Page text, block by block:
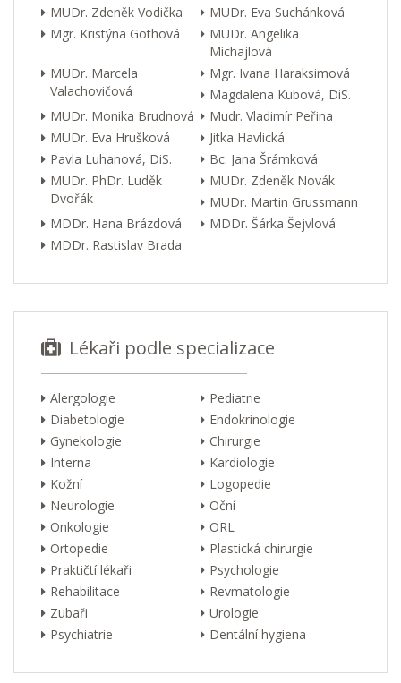
MUDr. Zdeněk Vodička
MUDr. Eva Suchánková
Mgr. Kristýna Göthová
MUDr. Angelika
Michajlová
MUDr. Marcela
Valachovičová
Mgr. Ivana Haraksimová
Magdalena Kubová, DiS.
MUDr. Monika Brudnová
Mudr. Vladimír Peřina
MUDr. Eva Hrušková
Jitka Havlická
Pavla Luhanová, DiS.
Bc. Jana Šrámková
MUDr. PhDr. Luděk
Dvořák
MUDr. Zdeněk Novák
MUDr. Martin Grussmann
MDDr. Hana Brázdová
MDDr. Šárka Šejvlová
MDDr. Rastislav Brada
Lékaři podle specializace
Alergologie
Pediatrie
Diabetologie
Endokrinologie
Gynekologie
Chirurgie
Interna
Kardiologie
Kožní
Logopedie
Neurologie
Oční
Onkologie
ORL
Ortopedie
Plastická chirurgie
Praktičtí lékaři
Psychologie
Rehabilitace
Revmatologie
Zubaři
Urologie
Psychiatrie
Dentální hygiena